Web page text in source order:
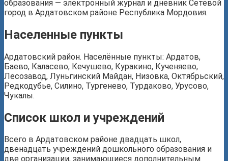
образования — электронный журнал и дневник Сетевой
город в Ардатовском районе Республика Мордовия.
Населенные пункты
Ардатовский район. Населённые пункты: Ардатов,
Баево, Каласево, Кечушево, Куракино, Кученяево,
Лесозавод, Луньгинский Майдан, Низовка, Октябрьский,
Редкодубье, Силино, Тургенево, Турдаково, Урусово,
Чукалы.
Список школ и учреждений
Всего в Ардатовском районе двадцать школ,
двенадцать учреждений дошкольного образования и
две организации, занимающиеся дополнительным